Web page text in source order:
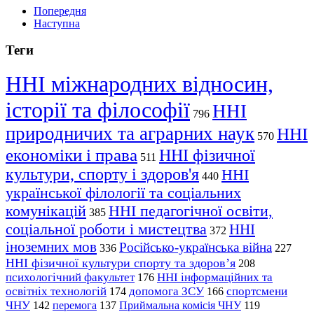
Попередня
Наступна
Теги
ННІ міжнародних відносин,
історії та філософії 796 ННІ
природничих та аграрних наук 570 ННІ
економіки і права 511 ННІ фізичної
культури, спорту і здоров'я 440 ННІ
української філології та соціальних
комунікацій 385 ННІ педагогічної освіти,
соціальної роботи і мистецтва 372 ННІ
іноземних мов 336 Російсько-українська війна 227
ННІ фізичної культури спорту та здоров’я 208
психологічний факультет 176 ННІ інформаційних та
освітніх технологій 174 допомога ЗСУ 166 спортсмени
ЧНУ 142 перемога 137 Приймальна комісія ЧНУ 119